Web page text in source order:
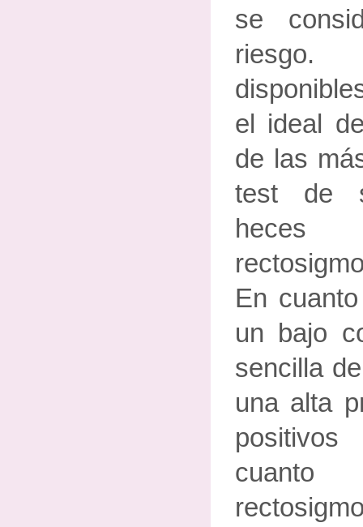
se
el ideal
de las
test de
En
un bajo
sencilla
una alta